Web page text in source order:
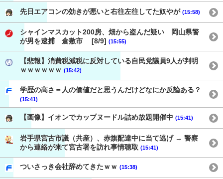
先日エアコンの効きが悪いと右往左往してた奴やが (15:58)
シャインマスカット200房、畑から盗んだ疑い 岡山県警
が男を逮捕 倉敷市 [8/9] (15:55)
【悲報】消費税減税に反対している自民党議員9人が判明
ｗｗｗｗｗｗ (15:42)
学歴の高さ＝人の価値だと思うんだけどなにか反論ある？
(15:41)
【画像】イオンでカップヌードル詰め放題開催中 (15:41)
岩手県宮古市議（共産）、赤旗配達中に当て逃げ → 警察
から連絡が来て宮古署を訪れ事情聴取 (15:41)
ついさっき会社辞めてきたｗｗ (15:38)